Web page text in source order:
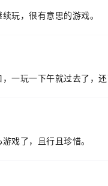
玩，很有意思的游戏。
一玩一下午就过去了，
戏了，且行且珍惜。